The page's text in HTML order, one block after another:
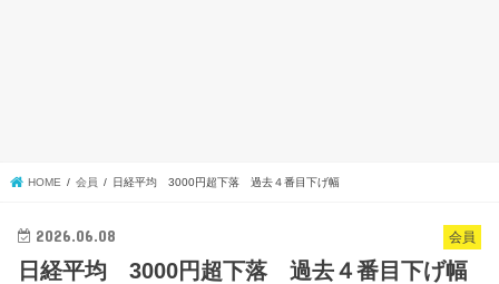
HOME 会員 日経平均 3000円超下落 過去４番目下げ幅
会員
2026.06.08
日経平均 3000円超下落 過去４番目下げ幅